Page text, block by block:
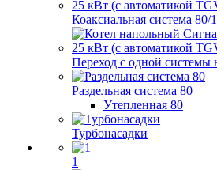
Коаксиальная система 80/
Переход с одной системы
Раздельная система 80
Утепленная 80
Турбонасадки
1